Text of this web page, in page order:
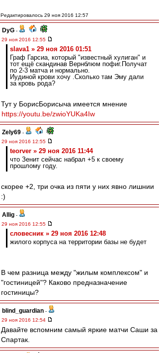
Редактировалось 29 ноя 2016 12:57
DyG -
29 ноя 2016 12:55
slava1 » 29 ноя 2016 01:51
Граф Гарсиа, который "известный хулиган" и
тот ещё скандинав Вернблюм пофиг.Получат
по 2-3 матча и нормально.
Иудиной крови хочу .Сколько там Эму дали
за кровь рода?
Тут у БорисБорисыча имеется мнение
https://youtu.be/zwioYUKa4Iw
Zely69 -
29 ноя 2016 12:55
teorver » 29 ноя 2016 11:44
что Зенит сейчас набрал +5 к своему
прошлому году.
скорее +2, три очка из пяти у них явно лишнии
:)
Allig -
29 ноя 2016 12:55
словесник » 29 ноя 2016 12:48
жилого корпуса на территории базы не будет
В чем разница между "жилым комплексом" и
"гостиницей"? Каково предназначение
гостиницы?
blind_guardian -
29 ноя 2016 12:54
Давайте вспомним самый яркие матчи Саши за
Спартак.